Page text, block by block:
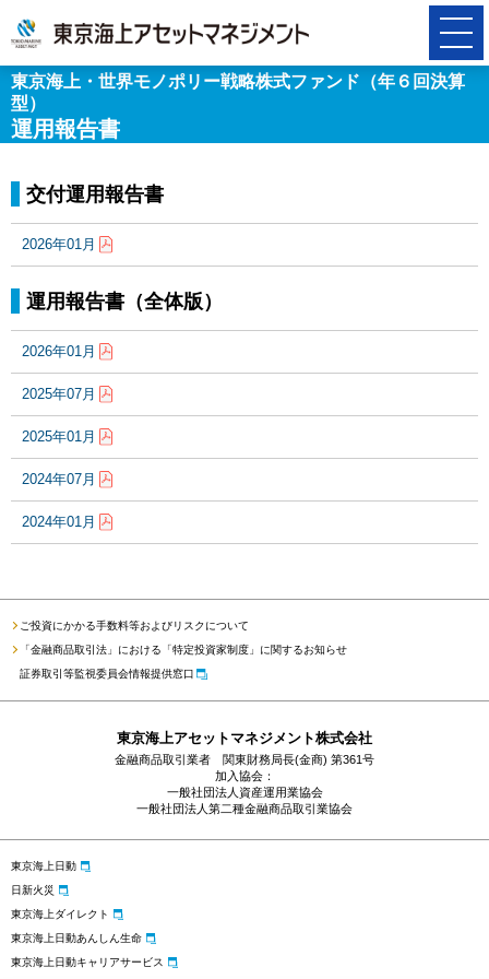
東京海上・世界モノポリー戦略株式ファンド（年６回決算
型）
運用報告書
交付運用報告書
2026年01月
運用報告書（全体版）
2026年01月
2025年07月
2025年01月
2024年07月
2024年01月
ご投資にかかる手数料等およびリスクについて
「金融商品取引法」における「特定投資家制度」に関するお知らせ
証券取引等監視委員会情報提供窓口
東京海上アセットマネジメント株式会社
金融商品取引業者 関東財務局長(金商) 第361号
加入協会：
一般社団法人資産運用業協会
一般社団法人第二種金融商品取引業協会
東京海上日動
日新火災
東京海上ダイレクト
東京海上日動あんしん生命
東京海上日動キャリアサービス